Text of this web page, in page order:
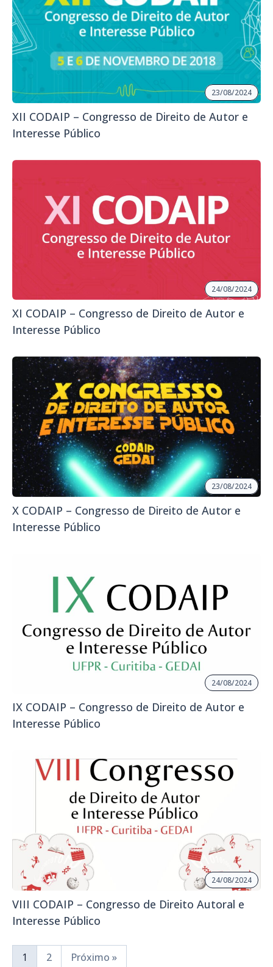
23/08/2024
XII CODAIP – Congresso de Direito de Autor e
Interesse Público
24/08/2024
XI CODAIP – Congresso de Direito de Autor e
Interesse Público
23/08/2024
X CODAIP – Congresso de Direito de Autor e
Interesse Público
24/08/2024
IX CODAIP – Congresso de Direito de Autor e
Interesse Público
24/08/2024
VIII CODAIP – Congresso de Direito Autoral e
Interesse Público
1 2 Próximo »